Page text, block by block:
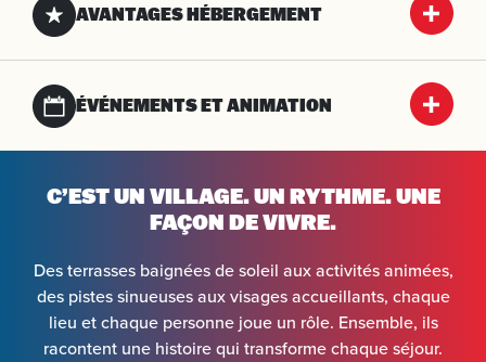
AVANTAGES HÉBERGEMENT
ÉVÉNEMENTS ET ANIMATION
C’EST UN VILLAGE. UN RYTHME. UNE
FAÇON DE VIVRE.
Des terrasses baignées de soleil aux activités animées,
des pistes sinueuses aux visages accueillants, chaque
lieu et chaque personne joue un rôle. Ensemble, ils
racontent une histoire qui transforme chaque séjour.